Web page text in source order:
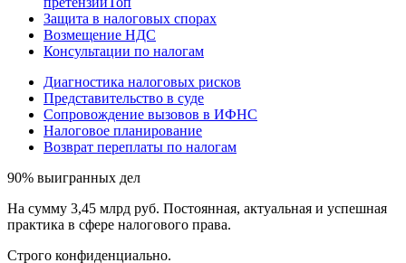
Защита в налоговых спорах
Возмещение НДС
Консультации по налогам
Диагностика налоговых рисков
Представительство в суде
Сопровождение вызовов в ИФНС
Налоговое планирование
Возврат переплаты по налогам
90% выигранных дел
На сумму 3,45 млрд руб. Постоянная, актуальная и успешная
практика в сфере налогового права.
Строго конфиденциально.